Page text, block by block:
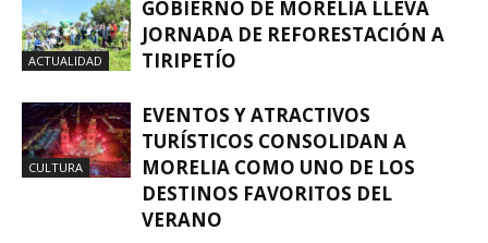
ACTUALIDAD
GOBIERNO DE MORELIA LLEVA
JORNADA DE REFORESTACIÓN A
TIRIPETÍO
CULTURA
EVENTOS Y ATRACTIVOS
TURÍSTICOS CONSOLIDAN A
MORELIA COMO UNO DE LOS
DESTINOS FAVORITOS DEL
VERANO